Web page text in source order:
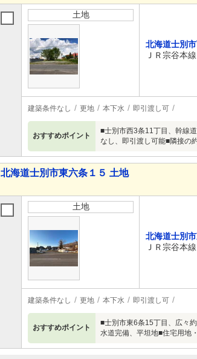
土地
北海道士別
ＪＲ宗谷本
建築条件なし 更地 本下水 即引渡し可
おすすめポイント
■士別市西3条11丁目、幹線
なし、即引渡し可能■隣接の
北海道士別市東六条１５ 土地
土地
北海道士別
ＪＲ宗谷本
建築条件なし 更地 本下水 即引渡し可
おすすめポイント
■士別市東6条15丁目、広々
水道完備、平坦地■住宅用地